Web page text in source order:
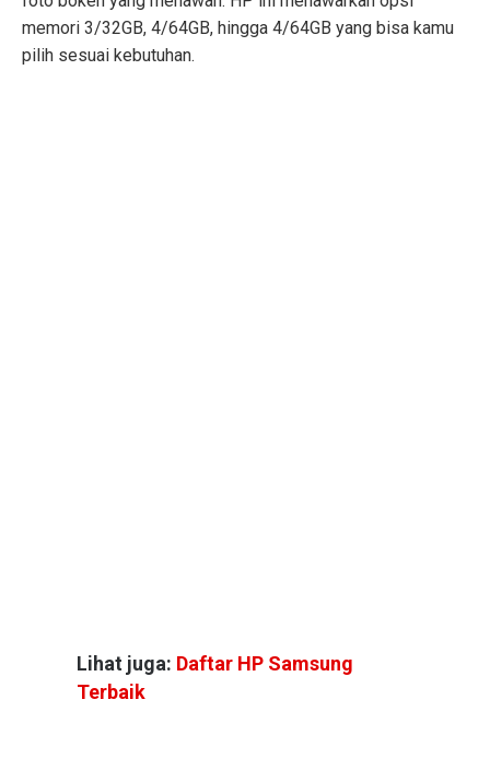
memori 3/32GB, 4/64GB, hingga 4/64GB yang bisa kamu
pilih sesuai kebutuhan.
Lihat juga: Daftar HP Samsung
Terbaik